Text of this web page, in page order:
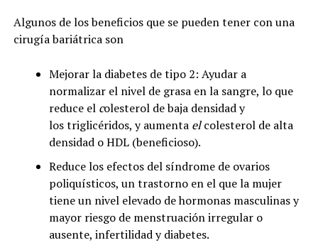
Algunos de los beneficios que se pueden tener con una
cirugía bariátrica son
Mejorar la diabetes de tipo 2: Ayudar a
normalizar el nivel de grasa en la sangre, lo que
reduce el colesterol de baja densidad y
los triglicéridos, y aumenta elcolesterol de alta
densidad o HDL (beneficioso).
Reduce los efectos del síndrome de ovarios
poliquísticos, un trastorno en el que la mujer
tiene un nivel elevado de hormonas masculinas y
mayor riesgo de menstruación irregular o
ausente, infertilidad y diabetes.